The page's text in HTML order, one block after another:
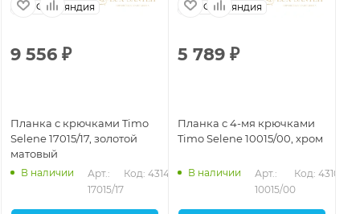
Финляндия
9 556 ₽
Планка с крючками Timo
Selene 17015/17, золотой
матовый
В наличии
Арт.:
17015/17
Код: 43144
Финляндия
5 789 ₽
Планка с 4-мя крючками
Timo Selene 10015/00, хром
В наличии
Арт.:
10015/00
Код: 43103